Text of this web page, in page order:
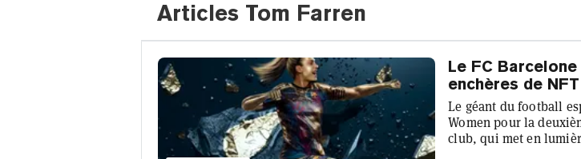
Articles Tom Farren
Le FC
enchères de
Le géant du football
Women pour la
club, qui met en